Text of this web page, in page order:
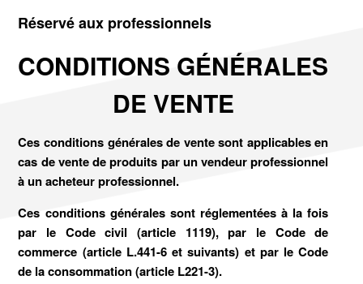
Réservé aux professionnels
CONDITIONS GÉNÉRALES
DE VENTE
Ces conditions générales de vente sont applicables en
cas de vente de produits par un vendeur professionnel
à un acheteur professionnel.
Ces conditions générales sont réglementées à la fois
par le Code civil (article 1119), par le Code de
commerce (article L.441-6 et suivants) et par le Code
de la consommation (article L221-3).